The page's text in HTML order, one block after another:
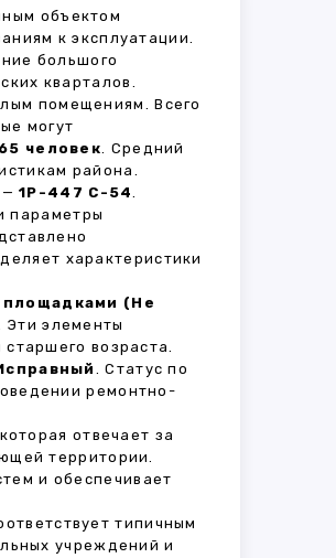
объектом
к эксплуатации.
большого
кварталов.
помещениям. Всего
могут
65 человек. Средний
района.
—1Р-447 С-54.
параметры
характеристики
площадками (Не
Эти элементы
возраста.
. Статус по
ремонтно-
отвечает за
территории.
и обеспечивает
типичным
учреждений и